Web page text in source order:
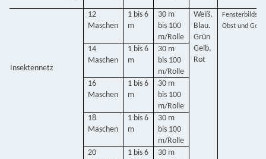
Insektennetz
12
Maschen
1 bis 6
m
30 m
bis 100
m/Rolle
Weiß,
Blau.
Grün
Gelb,
Rot
Obst und
14
Maschen
1 bis 6
m
30 m
bis 100
m/Rolle
16
Maschen
1 bis 6
m
30 m
bis 100
m/Rolle
18
Maschen
1 bis 6
m
30 m
bis 100
m/Rolle
20
1 bis 6
30 m